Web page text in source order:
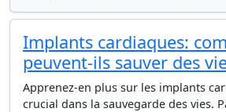
Implants cardiaques:
peuvent-ils sauver des
Apprenez-en plus sur les implants
crucial dans la sauvegarde des vies.